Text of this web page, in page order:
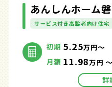
あんしんホーム
サービス付き高齢者向け住宅
初期 5.25万円～
月額 11.98万円 ～
詳